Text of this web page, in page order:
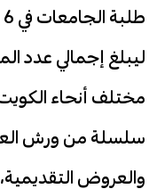
مختلف أنحاء
سلسلة من ورش
والعروض